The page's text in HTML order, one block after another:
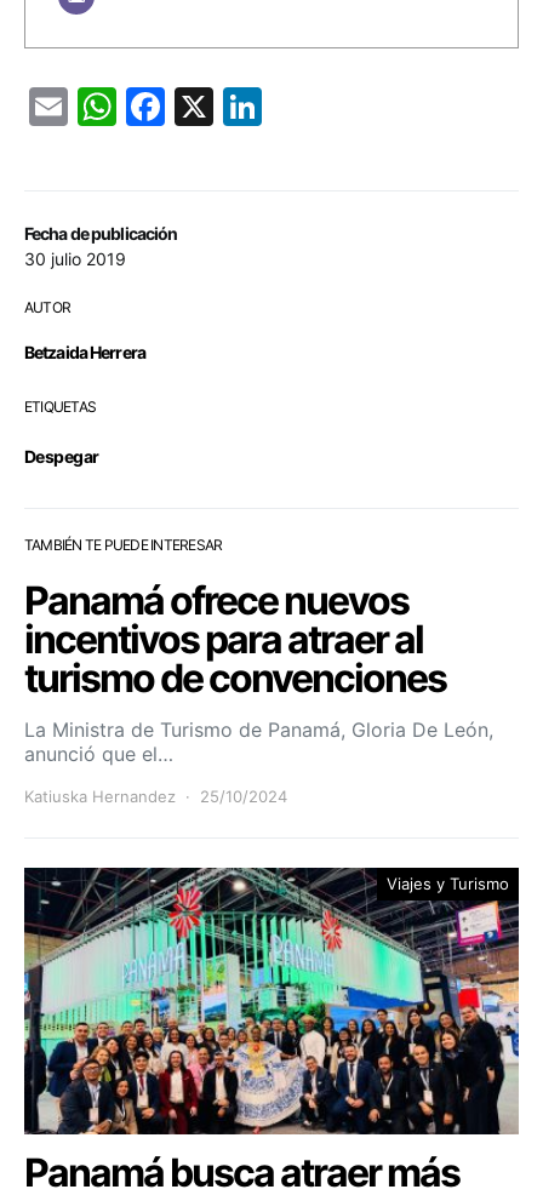
Fecha de publicación
30 julio 2019
AUTOR
Betzaida Herrera
ETIQUETAS
Despegar
EmailWhatsApp
Facebook
X
TAMBIÉN TE PUEDE INTERESAR
Panamá ofrece nuevos
incentivos para atraer al
turismo de convenciones
La Ministra de Turismo de Panamá, Gloria De León,
anunció que el…
Katiuska Hernandez 25/10/2024
Viajes y Turismo
Panamá busca atraer más